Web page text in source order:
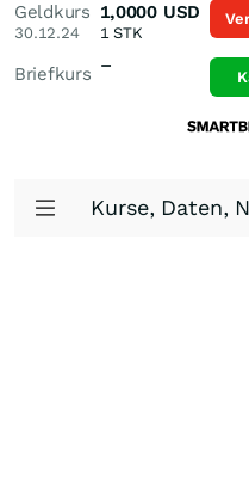
Geldkurs
30.12.24
1,0000 USD
1 STK
Briefkurs –
Kurse, Daten,